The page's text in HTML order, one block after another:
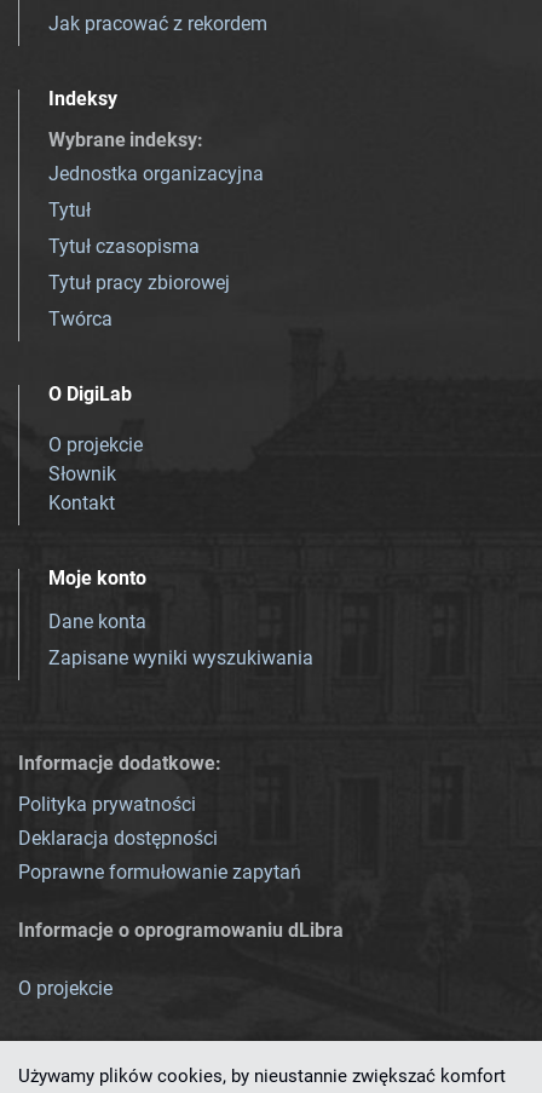
Jak pracować z rekordem
Indeksy
Wybrane indeksy:
Jednostka organizacyjna
Tytuł
Tytuł czasopisma
Tytuł pracy zbiorowej
Twórca
O DigiLab
O projekcie
Słownik
Kontakt
Moje konto
Dane konta
Zapisane wyniki wyszukiwania
Informacje dodatkowe:
Polityka prywatności
Deklaracja dostępności
Poprawne formułowanie zapytań
Informacje o oprogramowaniu dLibra
O projekcie
Używamy plików cookies, by nieustannie zwiększać komfort